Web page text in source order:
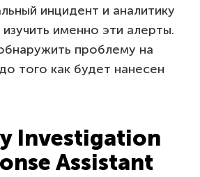
инцидент и аналитику
именно эти алерты.
проблему на
того как будет нанесен
Investigation
Assistant